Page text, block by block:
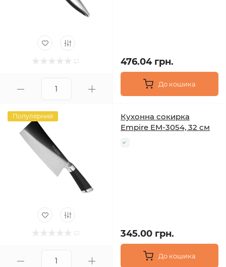
476.04 грн.
До кошика
Популярний
Кухонна сокирка
Empire EM-3054, 32 см
345.00 грн.
До кошика